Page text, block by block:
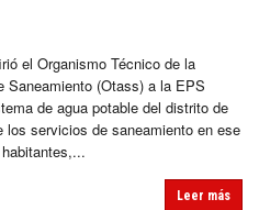
el Organismo Técnico de la
(Otass) a la EPS
de agua potable del distrito de
servicios de saneamiento en ese
Leer más